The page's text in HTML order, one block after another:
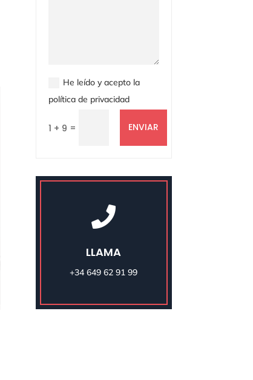
He leído y acepto la
política de privacidad
1 + 9 = ENVIAR

LLAMA
+34 649 62 91 99